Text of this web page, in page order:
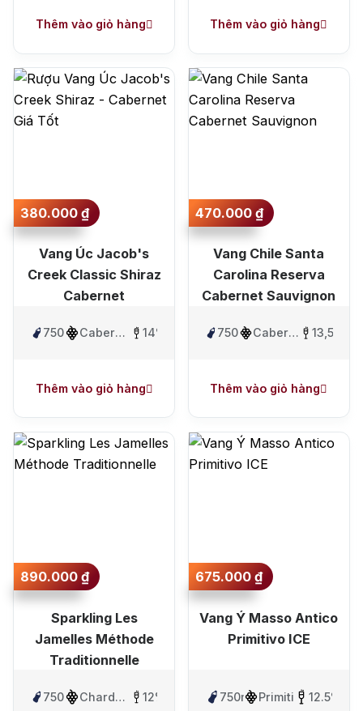
Thêm vào giỏ hàng Thêm vào giỏ hàng
380.000₫
Vang Úc Jacob's
Creek Classic Shiraz
Cabernet
750ml Cabernet
Shiraz/Syrah
14%
Thêm vào giỏ hàng
470.000₫
Vang Chile Santa
Carolina Reserva
Cabernet Sauvignon
750mlCabernet 13,5%
Thêm vào giỏ hàng
890.000₫
Sparkling Les
Jamelles Méthode
Traditionnelle
750ml Chardonnay12%
675.000₫
Vang Ý Masso Antico
Primitivo ICE
750ml Primitivo 12.5%